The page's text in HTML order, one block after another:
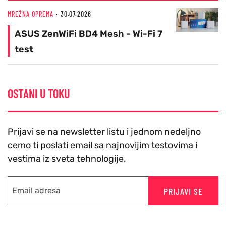
MREŽNA OPREMA 30.07.2026
ASUS ZenWiFi BD4 Mesh - Wi-Fi 7
test
OSTANI U TOKU
Prijavi se na newsletter listu i jednom nedeljno
cemo ti poslati email sa najnovijim testovima i
vestima iz sveta tehnologije.
PRIJAVI SE